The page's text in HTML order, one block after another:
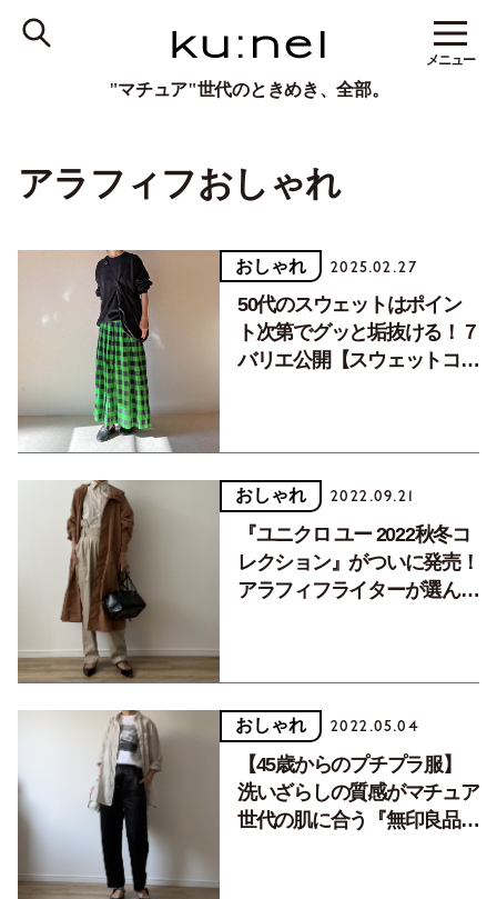
"マチュア"世代のときめき、全部。
メニュー
アラフィフおしゃれ
おしゃれ 2025.02.27
50代のスウェットはポイン
ト次第でグッと垢抜ける！７
バリエ公開【スウェットコー
おしゃれ 2022.09.21
『ユニクロ ユー 2022秋冬コ
レクション』がついに発売！
アラフィフライターが選んだ
おしゃれ 2022.05.04
【45歳からのプチプラ服】
洗いざらしの質感がマチュア
世代の肌に合う『無印良品』